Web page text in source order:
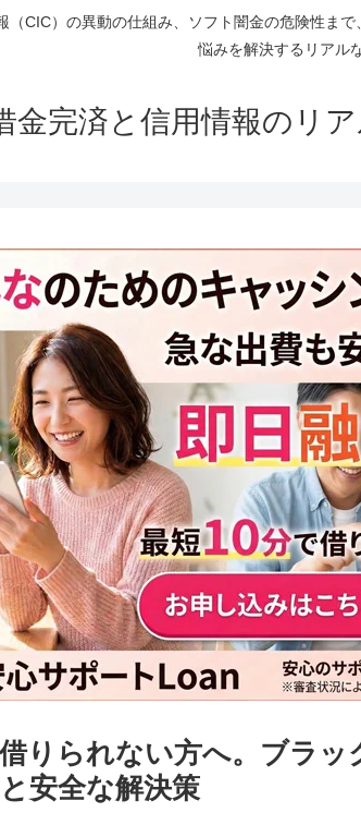
（CIC）の異動の仕組み、ソフト闇金の危険性ま
悩みを解決するリアル
金完済と信用情報のリ
りられない方へ。ブラッ
安全な解決策